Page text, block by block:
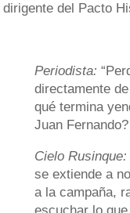
dirigente del Pacto
Periodista:
directamente
qué termina
Juan Fernando?
Cielo Rusinque:
se extiende a
a la campaña,